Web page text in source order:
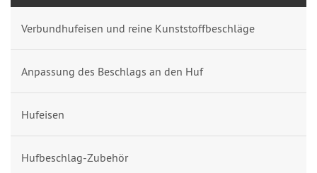
Verbundhufeisen und reine Kunststoffbeschläge
Anpassung des Beschlags an den Huf
Hufeisen
Hufbeschlag-Zubehör